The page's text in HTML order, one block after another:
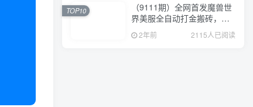
（9111期）全网首发魔兽世
界美服全自动打金搬砖，日
入1000+，简单好操作，保
姆级教学
2年前 2115人已阅读
TOP10